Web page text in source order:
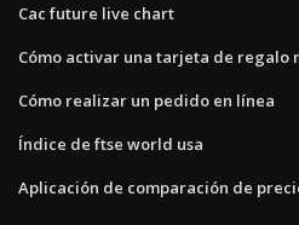
Cac future live chart
Cómo activar una tarjeta de regalo
Cómo realizar un pedido en línea
Índice de ftse world usa
Aplicación de comparación de